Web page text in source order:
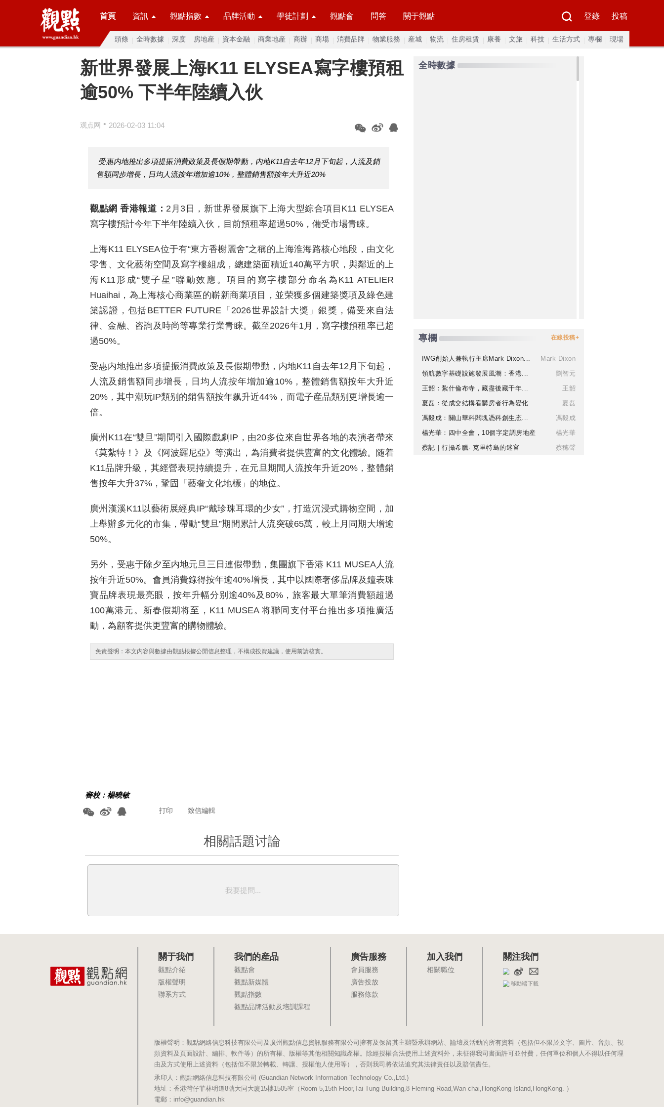
首頁 資訊 觀點指數 品牌活動 學徒計劃 觀點會 問答 關于觀點 登錄 投稿
頭條 全時數據 深度 房地産 資本金融 商業地産 商辦 商場 消費品牌 物業服務 産城 物流 住房租賃 康養 文旅 科技 生活方式 專欄 現場
新世界發展上海K11 ELYSEA寫字樓預租
逾50% 下半年陸續入伙
观点网 • 2026-02-03 11:04
受惠内地推出多項提振消費政策及長假期帶動，内地K11自去年12月下旬起，人流及銷
售額同步增長，日均人流按年增加逾10%，整體銷售額按年大升近20%
觀點網 香港報道： 2月3日，新世界發展旗下上海大型綜合項目K11 ELYSEA
寫字樓預計今年下半年陸續入伙，目前預租率超過50%，備受市場青睐。
上海K11 ELYSEA位于有“東方香榭麗舍”之稱的上海淮海路核心地段，由文化
零售、文化藝術空間及寫字樓組成，總建築面積近140萬平方呎，與鄰近的上
海K11形成“雙子星”聯動效應。項目的寫字樓部分命名為K11 ATELIER
Huaihai，為上海核心商業區的嶄新商業項目，並荣獲多個建築獎項及綠色建
築認證，包括BETTER FUTURE「2026世界設計大獎」銀獎，備受來自法
律、金融、咨詢及時尚等專業行業青睐。截至2026年1月，寫字樓預租率已超
過50%。
受惠内地推出多項提振消費政策及長假期帶動，内地K11自去年12月下旬起，
人流及銷售額同步增長，日均人流按年增加逾10%，整體銷售額按年大升近
20%，其中潮玩IP類别的銷售額按年飙升近44%，而電子産品類别更增長逾一
倍。
廣州K11在“雙旦”期間引入國際戲劇IP，由20多位來自世界各地的表演者帶來
《莫紮特！》及《阿波羅尼亞》等演出，為消費者提供豐富的文化體驗。随着
K11品牌升級，其經營表現持續提升，在元旦期間人流按年升近20%，整體銷
售按年大升37%，鞏固「藝奢文化地標」的地位。
廣州漢溪K11以藝術展經典IP“戴珍珠耳環的少女”，打造沉浸式購物空間，加
上舉辦多元化的市集，帶動“雙旦”期間累計人流突破65萬，較上月同期大增逾
50%。
另外，受惠于除夕至内地元旦三日連假帶動，集團旗下香港 K11 MUSEA人流
按年升近50%。會員消費錄得按年逾40%增長，其中以國際奢侈品牌及鐘表珠
寶品牌表現最亮眼，按年升幅分别逾40%及80%，旅客最大單筆消費額超過
100萬港元。新春假期将至，K11 MUSEA 将聯同支付平台推出多項推廣活
動，為顧客提供更豐富的購物體驗。
免責聲明：本文内容與數據由觀點根據公開信息整理，不構成投資建議，使用前請核實。
審校：楊曉敏
致信編輯
打印
相關話題讨論
我要提問...
全時數據
專欄 在線投稿+
IWG創始人兼執行主席Mark Dixon...
Mark Dixon
領航數字基礎設施發展風潮：香港...
劉智元
王韶：紮什倫布寺，藏盡後藏千年...
王韶
夏磊：從成交結構看購房者行為變化
夏磊
馮毅成：關山華科闆塊憑科創生态...
馮毅成
楊光華：四中全會，10個字定調房地産
楊光華
蔡記｜行攝希臘· 克里特島的迷宮
蔡穗聲
關于我們
觀點介紹
版權聲明
聯系方式
我們的産品
觀點會
觀點新媒體
觀點指數
觀點品牌活動及培訓課程
廣告服務
會員服務
廣告投放
服務條款
加入我們
相關職位
關注我們
移動端下載
版權聲明：觀點網絡信息科技有限公司及廣州觀點信息資訊服務有限公司擁有及保留其主辦暨承辦網站、論壇及活動的所有資料（包括但不限於文字、圖片、音頻、視
頻資料及頁面設計、編排、軟件等）的所有權、版權等其他相關知識產權。除經授權合法使用上述資料外，未征得我司書面許可並付費，任何單位和個人不得以任何理
由及方式使用上述資料（包括但不限於轉載、轉讓、授權他人使用等），否則我司將依法追究其法律責任以及賠償責任。
承印人：觀點網絡信息科技有限公司 (Guandian Network Information Technology Co.,Ltd.)
地址：香港灣仔菲林明道8號大同大廈15樓1505室（Room 5,15th Floor,Tai Tung Building,8 Fleming Road,Wan chai,HongKong Island,HongKong. ）
電郵：info@guandian.hk